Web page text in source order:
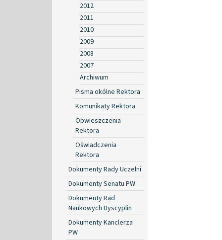
2012
2011
2010
2009
2008
2007
Archiwum
Pisma okólne Rektora
Komunikaty Rektora
Obwieszczenia
Rektora
Oświadczenia
Rektora
Dokumenty Rady Uczelni
Dokumenty Senatu PW
Dokumenty Rad
Naukowych Dyscyplin
Dokumenty Kanclerza
PW